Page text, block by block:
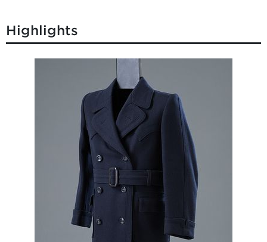
Highlights